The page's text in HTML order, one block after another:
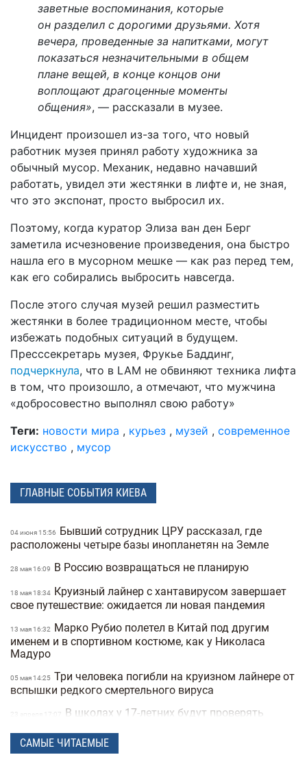
заветные воспоминания, которые
он разделил с дорогими друзьями. Хотя
вечера, проведенные за напитками, могут
показаться незначительными в общем
плане вещей, в конце концов они
воплощают драгоценные моменты
общения», — рассказали в музее.
Инцидент произошел из-за того, что новый
работник музея принял работу художника за
обычный мусор. Механик, недавно начавший
работать, увидел эти жестянки в лифте и, не зная,
что это экспонат, просто выбросил их.
Поэтому, когда куратор Элиза ван ден Берг
заметила исчезновение произведения, она быстро
нашла его в мусорном мешке — как раз перед тем,
как его собирались выбросить навсегда.
После этого случая музей решил разместить
жестянки в более традиционном месте, чтобы
избежать подобных ситуаций в будущем.
Пресссекретарь музея, Фрукье Баддинг,
подчеркнула, что в LAM не обвиняют техника лифта
в том, что произошло, а отмечают, что мужчина
«добросовестно выполнял свою работу»
Теги: новости мира , курьез , музей , современное
искусство , мусор
ГЛАВНЫЕ СОБЫТИЯ КИЕВА
04 июня 15:56
Бывший сотрудник ЦРУ рассказал, где
расположены четыре базы инопланетян на Земле
28 мая 16:09 В Россию возвращаться не планирую
18 мая 18:34 Круизный лайнер с хантавирусом завершает
свое путешествие: ожидается ли новая пандемия
13 мая 16:32
Марко Рубио полетел в Китай под другим
именем и в спортивном костюме, как у Николаса
Мадуро
05 мая 14:25 Три человека погибли на круизном лайнере от
вспышки редкого смертельного вируса
23 апреля 17:07
В школах у 17-летних будут проверять
Полиция Мексики несколько дней не могла
САМЫЕ ЧИТАЕМЫЕ